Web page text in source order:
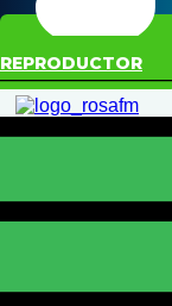
REPRODUCTOR